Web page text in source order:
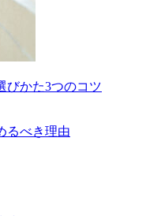
びかた3つのコツ
るべき理由